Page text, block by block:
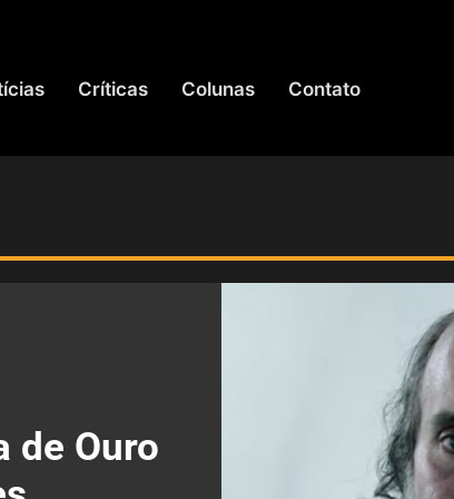
Críticas Colunas Contato
de Ouro